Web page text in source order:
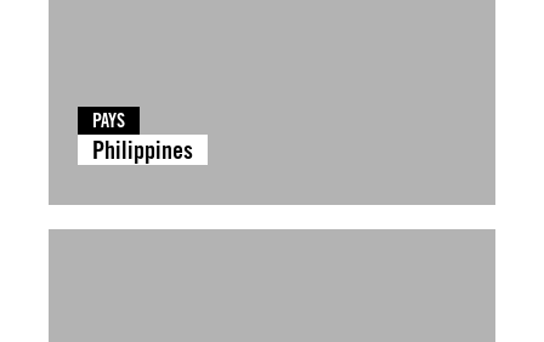
PAYS
Philippines